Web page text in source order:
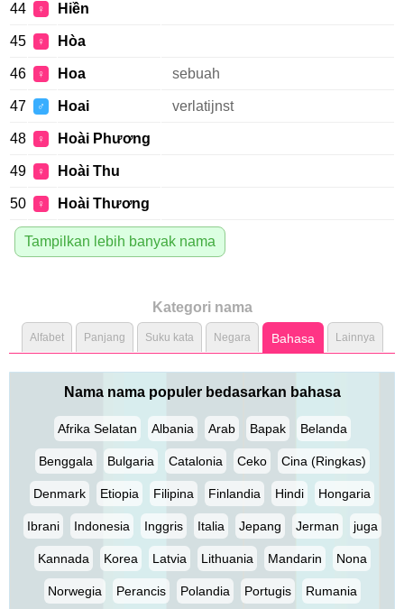
44 ♀ Hiền
45 ♀ Hòa
46 ♀ Hoa sebuah
47 ♂ Hoai verlatijnst
48 ♀ Hoài Phương
49 ♀ Hoài Thu
50 ♀ Hoài Thương
Tampilkan lebih banyak nama
Kategori nama
Alfabet Panjang Suku kata Negara Bahasa Lainnya
Nama nama populer bedasarkan bahasa
Afrika Selatan Albania Arab Bapak Belanda
Benggala Bulgaria Catalonia Ceko Cina (Ringkas)
Denmark Etiopia Filipina Finlandia Hindi Hongaria
Ibrani Indonesia Inggris Italia Jepang Jerman juga
Kannada Korea Latvia Lithuania Mandarin Nona
Norwegia Perancis Polandia Portugis Rumania